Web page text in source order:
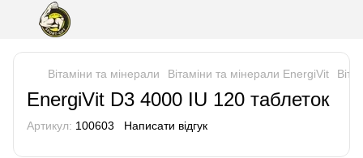
Вітаміни та мінерали Вітаміни та мінерали EnergiVit
EnergiVit D3 4000 IU 120 таблеток
Артикул: 100603 Написати відгук